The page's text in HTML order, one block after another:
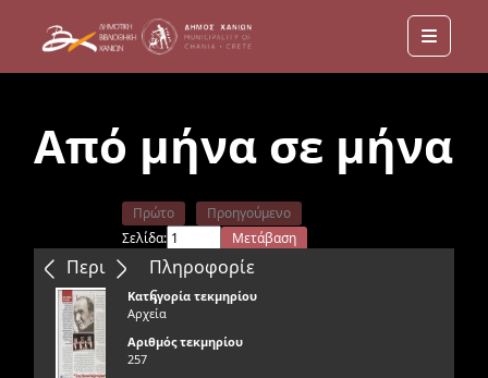
Menu
Από μήνα σε μήνα
Περιεχόμενα
Πρώτο
Προηγούμενο
Σελίδα:
Μετάβαση
Επόμενο
Τελευταίο
Πληροφορίε
ς
Κατηγορία τεκμηρίου
Αρχεία
Αριθμός τεκμηρίου
257